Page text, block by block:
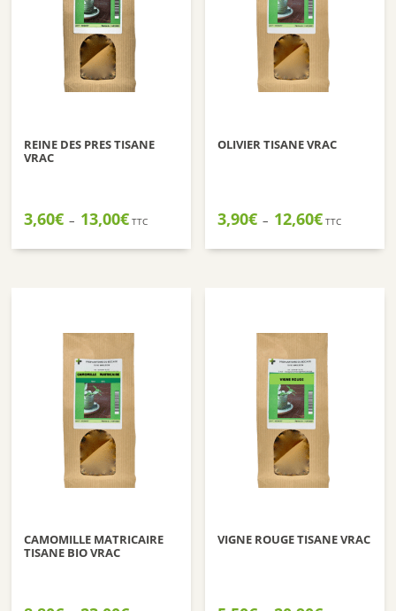
REINE DES PRES TISANE
VRAC
3,60€ – 13,00€Plage
prix :
TTC
OLIVIER TISANE VRAC
3,90€ – 12,60€Plage
prix :
TTC
CAMOMILLE MATRICAIRE
TISANE BIO VRAC
VIGNE ROUGE TISANE VRAC